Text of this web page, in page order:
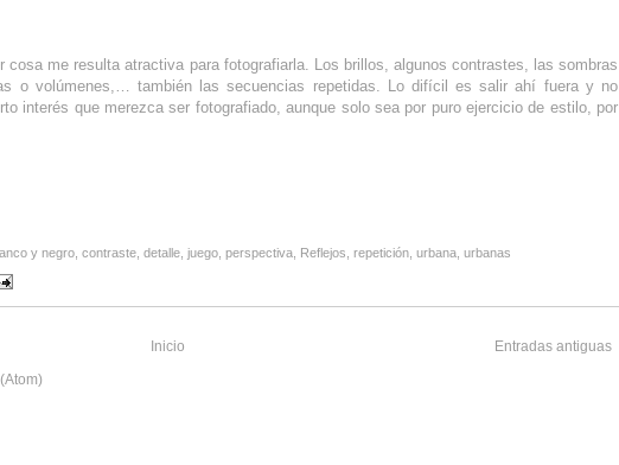
cosa me resulta atractiva para fotografiarla. Los brillos, algunos contrastes, las sombras
o volúmenes,… también las secuencias repetidas. Lo difícil es salir ahí fuera y no
interés que merezca ser fotografiado, aunque solo sea por puro ejercicio de estilo, por
y negro, contraste, detalle, juego, perspectiva, Reflejos repetición, urbana, urbanas
Entradas antiguas
Inicio